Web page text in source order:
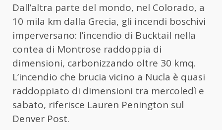
Dall’altra parte del mondo, nel Colorado, a
10 mila km dalla Grecia, gli incendi boschivi
imperversano: l’incendio di Bucktail nella
contea di Montrose raddoppia di
dimensioni, carbonizzando oltre 30 kmq.
L’incendio che brucia vicino a Nucla è quasi
raddoppiato di dimensioni tra mercoledì e
sabato, riferisce Lauren Penington sul
Denver Post.